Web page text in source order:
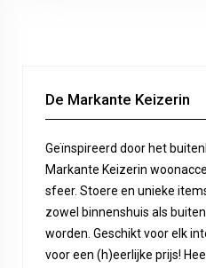
De Markante Keizerin
Geïnspireerd door het
Markante Keizerin
sfeer. Stoere en unieke
zowel binnenshuis als
worden. Geschikt voor elk
voor een (h)eerlijke prijs!